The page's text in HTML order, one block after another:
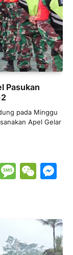
Pasukan
pada Minggu
Apel Gelar
Viber